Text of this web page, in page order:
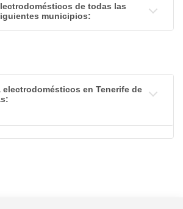
de todas las
municipios:
electrodomésticos en Tenerife de